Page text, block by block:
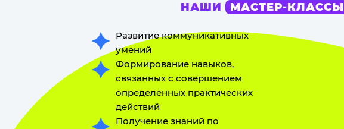
НАШИ МАСТЕР-КЛАССЫ
Развитие коммуникативных
умений
Формирование навыков,
связанных с совершением
определенных практических
действий
Получение знаний по